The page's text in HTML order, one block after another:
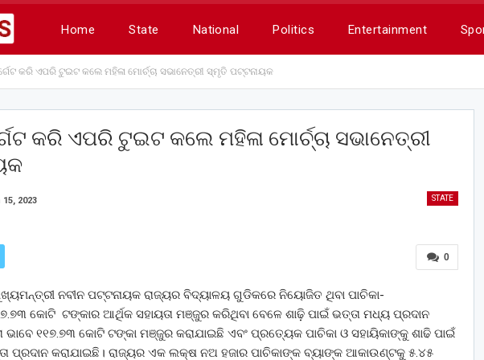
Home State National Politics Entertainment
କରି ଏପରି ଟୁଇଟ କଲେ ମହିଳା ମୋର୍ଚ୍ଚା ସଭାନେତ୍ରୀ ସ୍ମୃତି ପଟ୍ଟନାୟକ
କରି ଏପରି ଟୁଇଟ କଲେ ମହିଳା ମୋର୍ଚ୍ଚା ସଭାନେତ୍ରୀ
STATE
2023
0
ନବୀନ ପଟ୍ଟନାୟକ ରାଜ୍ୟର ବିଦ୍ୟାଳୟ ଗୁଡିକରେ ନିୟୋଜିତ ଥିବା ପାଚିକା-
କୋଟି ଟଙ୍କାର ଆର୍ଥିକ ସହାୟତା ମଞ୍ଜୁର କରିଥିବା ବେଳେ ଶାଢ଼ି ପାଇଁ ଭତ୍ତା ମଧ୍ୟ ପ୍ରଦାନ
ଭାବେ ୧୧୭.୭୩ କୋଟି ଟଙ୍କା ମଞ୍ଜୁର କରାଯାଇଛି ଏବଂ ପ୍ରତ୍ୟେକ ପାଚିକା ଓ ସହାୟିକାଙ୍କୁ ଶାଢି ପାଇଁ
ପ୍ରଦାନ କରାଯାଇଛି। ରାଜ୍ୟର ଏକ ଲକ୍ଷ ନଅ ହଜାର ପାଚିକାଙ୍କ ବ୍ୟାଙ୍କ ଆକାଉଣ୍ଟକୁ ୫.୪୫